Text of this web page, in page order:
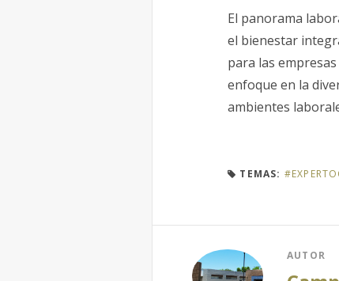
El panorama
el bienestar
para las
enfoque en la
ambientes
TEMAS:
AUTOR